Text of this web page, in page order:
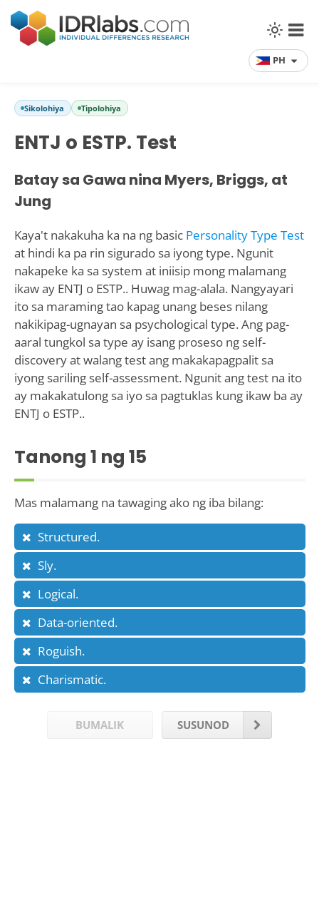
PH
Sikolohiya Tipolohiya
ENTJ o ESTP. Test
Batay sa Gawa nina Myers, Briggs, at
Jung
Kaya't nakakuha ka na ng basic Personality Type Test
at hindi ka pa rin sigurado sa iyong type. Ngunit
nakapeke ka sa system at iniisip mong malamang
ikaw ay ENTJ o ESTP.. Huwag mag-alala. Nangyayari
ito sa maraming tao kapag unang beses nilang
nakikipag-ugnayan sa psychological type. Ang pag-
aaral tungkol sa type ay isang proseso ng self-
discovery at walang test ang makakapagpalit sa
iyong sariling self-assessment. Ngunit ang test na ito
ay makakatulong sa iyo sa pagtuklas kung ikaw ba ay
ENTJ o ESTP..
Tanong 1 ng 15
Mas malamang na tawaging ako ng iba bilang:
Structured.
Sly.
Logical.
Data-oriented.
Roguish.
Charismatic.
BUMALIK SUSUNOD